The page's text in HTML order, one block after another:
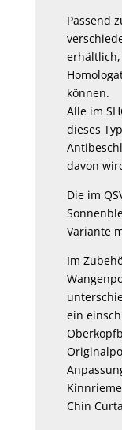
Passend
erhältlich,
können.
Alle im
dieses
davon
Die im
Variante
Im
ein
Chin